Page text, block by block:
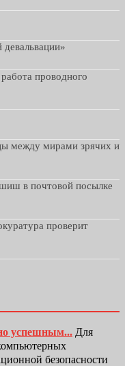
проводного
между мирами зрячих и
в почтовой посылке
проверит
успешным... Для
безопасности